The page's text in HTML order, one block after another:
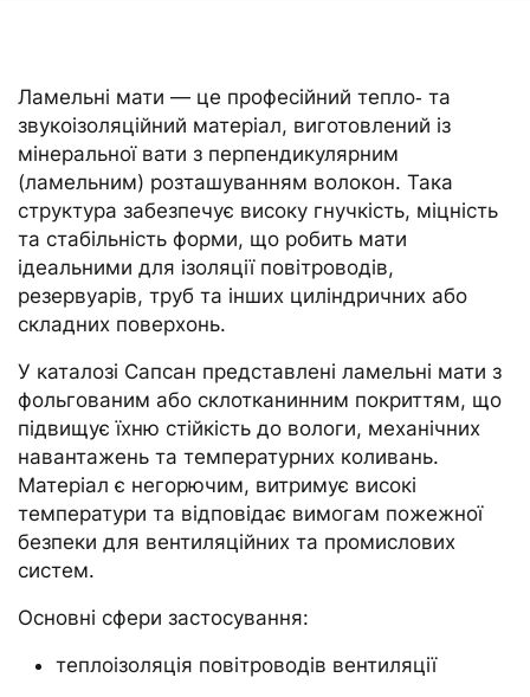
Ламельні мати — це професійний тепло‑ та
звукоізоляційний матеріал, виготовлений із
мінеральної вати з перпендикулярним
(ламельним) розташуванням волокон. Така
структура забезпечує високу гнучкість, міцність
та стабільність форми, що робить мати
ідеальними для ізоляції повітроводів,
резервуарів, труб та інших циліндричних або
складних поверхонь.
У каталозі Сапсан представлені ламельні мати з
фольгованим або склотканинним покриттям, що
підвищує їхню стійкість до вологи, механічних
навантажень та температурних коливань.
Матеріал є негорючим, витримує високі
температури та відповідає вимогам пожежної
безпеки для вентиляційних та промислових
систем.
Основні сфери застосування:
теплоізоляція повітроводів вентиляції